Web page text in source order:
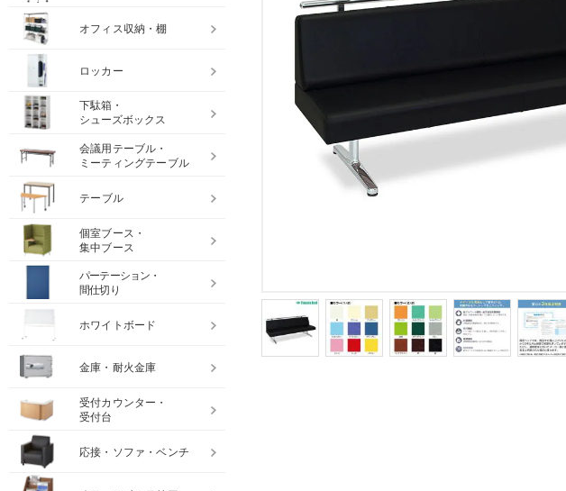
オフィス収納・棚
ロッカー
下駄箱・
シューズボックス
会議用テーブル・
ミーティングテーブル
テーブル
個室ブース・
集中ブース
パーテーション・
間仕切り
ホワイトボード
金庫・耐火金庫
受付カウンター・
受付台
応接・ソファ・ベンチ